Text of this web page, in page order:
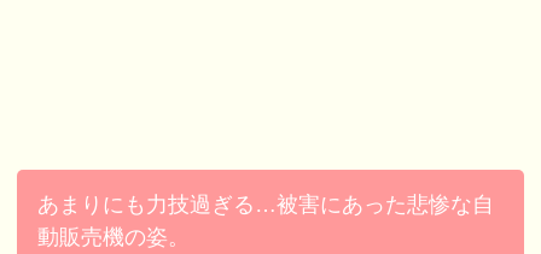
あまりにも力技過ぎる…被害にあった悲惨な自
動販売機の姿。